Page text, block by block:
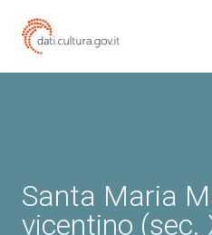
Santa Maria
vicentino (sec.